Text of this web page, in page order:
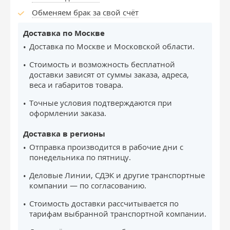
Обменяем брак за свой счёт
Доставка по Москве
Доставка по Москве и Московской области.
Стоимость и возможность бесплатной
доставки зависят от суммы заказа, адреса,
веса и габаритов товара.
Точные условия подтверждаются при
оформлении заказа.
Доставка в регионы
Отправка производится в рабочие дни с
понедельника по пятницу.
Деловые Линии, СДЭК и другие транспортные
компании — по согласованию.
Стоимость доставки рассчитывается по
тарифам выбранной транспортной компании.